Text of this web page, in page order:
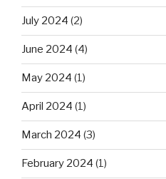
July 2024 (2)
June 2024 (4)
May 2024 (1)
April 2024 (1)
March 2024 (3)
February 2024 (1)